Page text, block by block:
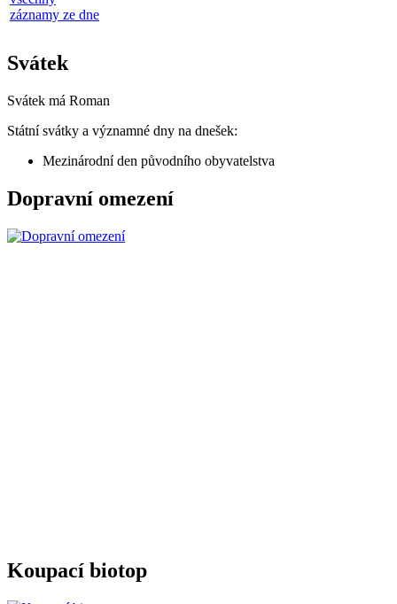
záznamy ze dne
Svátek
Svátek má Roman
Státní svátky a významné dny na dnešek:
Mezinárodní den původního obyvatelstva
Dopravní omezení
Koupací biotop